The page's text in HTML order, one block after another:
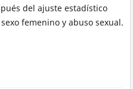
del ajuste estadístico
femenino y abuso sexual.